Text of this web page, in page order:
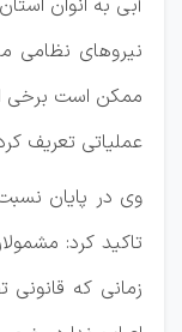
آبی به انوان
نیروهای نظامی
ممکن است برخی
عملیاتی تعریف
وی در پایان
تاکید کرد:
زمانی که